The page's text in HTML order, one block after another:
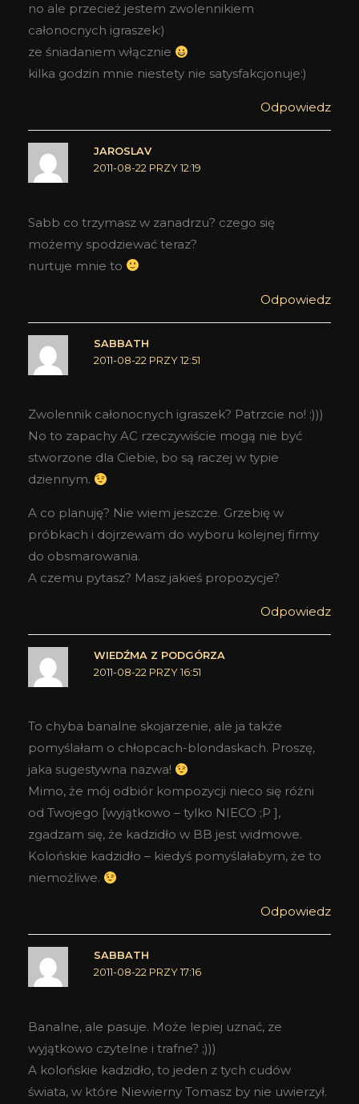
no ale przecież jestem zwolennikiem
całonocnych igraszek:)
ze śniadaniem włącznie
kilka godzin mnie niestety nie satysfakcjonuje:)
Odpowiedz
JAROSLAV
2011-08-22 PRZY 12:19
Sabb co trzymasz w zanadrzu? czego się
możemy spodziewać teraz?
nurtuje mnie to
Odpowiedz
SABBATH
2011-08-22 PRZY 12:51
Zwolennik całonocnych igraszek? Patrzcie no! :)))
No to zapachy AC rzeczywiście mogą nie być
stworzone dla Ciebie, bo są raczej w typie
dziennym.
A co planuję? Nie wiem jeszcze. Grzebię w
próbkach i dojrzewam do wyboru kolejnej firmy
do obsmarowania.
A czemu pytasz? Masz jakieś propozycje?
Odpowiedz
WIEDŹMA Z PODGÓRZA
2011-08-22 PRZY 16:51
To chyba banalne skojarzenie, ale ja także
pomyślałam o chłopcach-blondaskach. Proszę,
jaka sugestywna nazwa!
Mimo, że mój odbiór kompozycji nieco się różni
od Twojego [wyjątkowo – tylko NIECO ;P ],
zgadzam się, że kadzidło w BB jest widmowe.
Kolońskie kadzidło – kiedyś pomyślałabym, że to
niemożliwe.
Odpowiedz
SABBATH
2011-08-22 PRZY 17:16
Banalne, ale pasuje. Może lepiej uznać, ze
wyjątkowo czytelne i trafne? ;)))
A kolońskie kadzidło, to jeden z tych cudów
świata, w które Niewierny Tomasz by nie uwierzył.